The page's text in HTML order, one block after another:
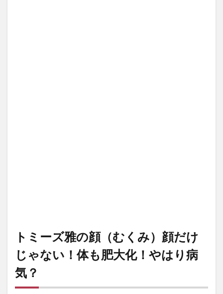
トミーズ雅の顔（むくみ）顔だけ
じゃない！体も肥大化！やはり病
気？